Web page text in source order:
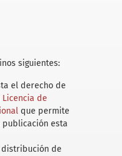
siguientes:
el derecho de
Licencia de
que permite
esta
de